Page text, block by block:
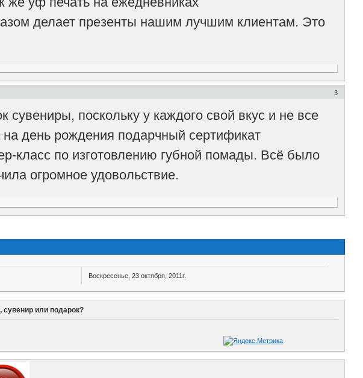
делает презенты нашим лучшим клиентам. Это
3
поскольку у каждого свой вкус и не все
день рождения подарчный сертификат
класс по изготовлению губной помады. Всё было
огромное удовольствие.
Воскресенье, 23 октября, 2011г.
сувенир или подарок?